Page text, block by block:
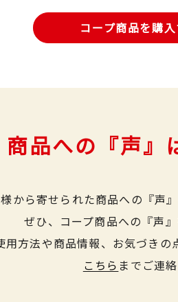
コープ商品を購
商品への『声』
から寄せられた商品への『声
ぜひ、コープ商品への『声』
用方法や商品情報、お気づきの
こちら までご連